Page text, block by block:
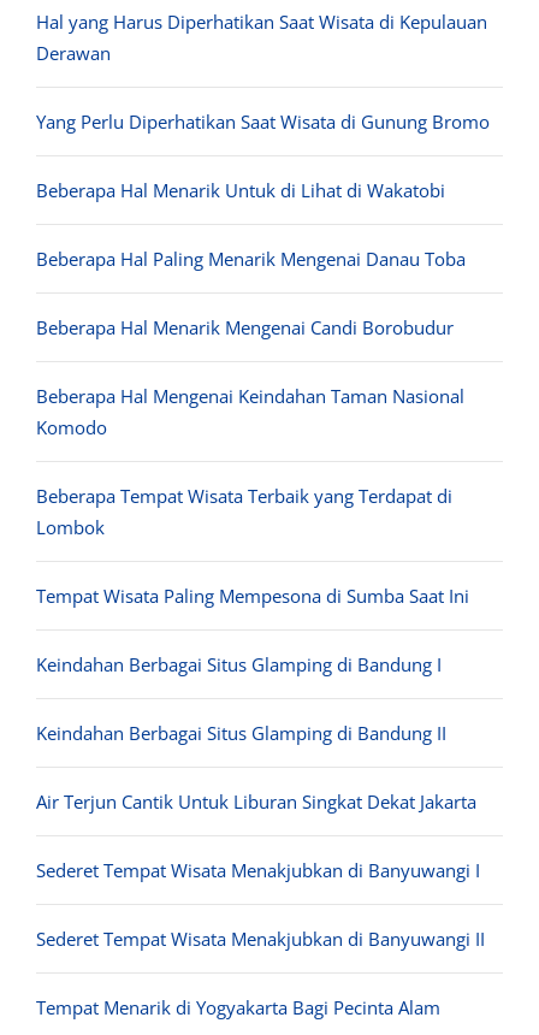
Hal yang Harus Diperhatikan Saat Wisata di Kepulauan
Derawan
Yang Perlu Diperhatikan Saat Wisata di Gunung Bromo
Beberapa Hal Menarik Untuk di Lihat di Wakatobi
Beberapa Hal Paling Menarik Mengenai Danau Toba
Beberapa Hal Menarik Mengenai Candi Borobudur
Beberapa Hal Mengenai Keindahan Taman Nasional
Komodo
Beberapa Tempat Wisata Terbaik yang Terdapat di
Lombok
Tempat Wisata Paling Mempesona di Sumba Saat Ini
Keindahan Berbagai Situs Glamping di Bandung I
Keindahan Berbagai Situs Glamping di Bandung II
Air Terjun Cantik Untuk Liburan Singkat Dekat Jakarta
Sederet Tempat Wisata Menakjubkan di Banyuwangi I
Sederet Tempat Wisata Menakjubkan di Banyuwangi II
Tempat Menarik di Yogyakarta Bagi Pecinta Alam